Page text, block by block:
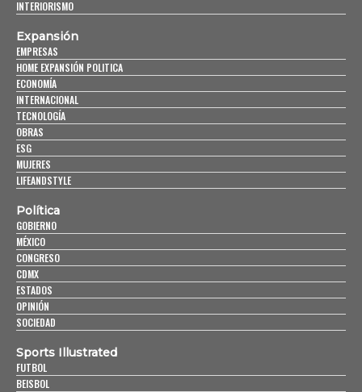
INTERIORISMO
Expansión
EMPRESAS
HOME EXPANSIÓN POLITICA
ECONOMÍA
INTERNACIONAL
TECNOLOGÍA
OBRAS
ESG
MUJERES
LIFEANDSTYLE
Política
GOBIERNO
MÉXICO
CONGRESO
CDMX
ESTADOS
OPINIÓN
SOCIEDAD
Sports Illustrated
FUTBOL
BEISBOL